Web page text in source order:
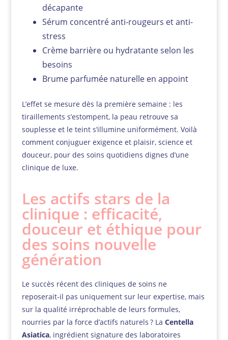
décapante
Sérum concentré anti-rougeurs et anti-
stress
Crème barrière ou hydratante selon les
besoins
Brume parfumée naturelle en appoint
L’effet se mesure dès la première semaine : les
tiraillements s’estompent, la peau retrouve sa
souplesse et le teint s’illumine uniformément. Voilà
comment conjuguer exigence et plaisir, science et
douceur, pour des soins quotidiens dignes d’une
clinique de luxe.
Les actifs stars de la
clinique : efficacité,
douceur et éthique pour
des soins nouvelle
génération
Le succès récent des cliniques de soins ne
reposerait-il pas uniquement sur leur expertise, mais
sur la qualité irréprochable de leurs formules,
nourries par la force d’actifs naturels ? La Centella
Asiatica, ingrédient signature des laboratoires